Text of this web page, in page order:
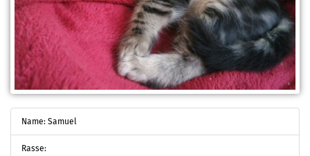
Name: Samuel
Rasse: